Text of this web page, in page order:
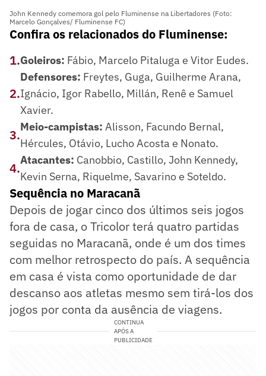
John Kennedy comemora gol pelo Fluminense na Libertadores (Foto:
Marcelo Gonçalves/ Fluminense FC)
Confira os relacionados do Fluminense:
1.Goleiros: Fábio, Marcelo Pitaluga e Vitor Eudes.
2.
Defensores: Freytes, Guga, Guilherme Arana,
Ignácio, Igor Rabello, Millán, Renê e Samuel
Xavier.
3.
Meio-campistas: Alisson, Facundo Bernal,
Hércules, Otávio, Lucho Acosta e Nonato.
4.
Atacantes: Canobbio, Castillo, John Kennedy,
Kevin Serna, Riquelme, Savarino e Soteldo.
Sequência no Maracanã
Depois de jogar cinco dos últimos seis jogos
fora de casa, o Tricolor terá quatro partidas
seguidas no Maracanã, onde é um dos times
com melhor retrospecto do país. A sequência
em casa é vista como oportunidade de dar
descanso aos atletas mesmo sem tirá-los dos
jogos por conta da ausência de viagens.
CONTINUA
APÓS A
PUBLICIDADE